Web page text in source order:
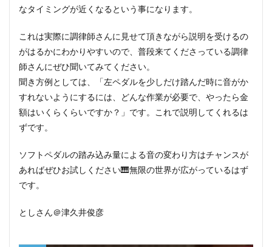
なタイミングが近くなるという事になります。
これは実際に調律師さんに見せて頂きながら説明を受けるの
がはるかにわかりやすいので、普段来てくださっている調律
師さんにぜひ聞いてみてください。
聞き方例としては、「左ペダルを少しだけ踏んだ時に音がか
すれないようにするには、どんな作業が必要で、やったら金
額はいくらくらいですか？」です。これで説明してくれるは
ずです。
ソフトペダルの踏み込み量による音の変わり方はチャンスが
あればぜひお試しください🎹無限の世界が広がっているはず
です。
としさん＠津久井俊彦